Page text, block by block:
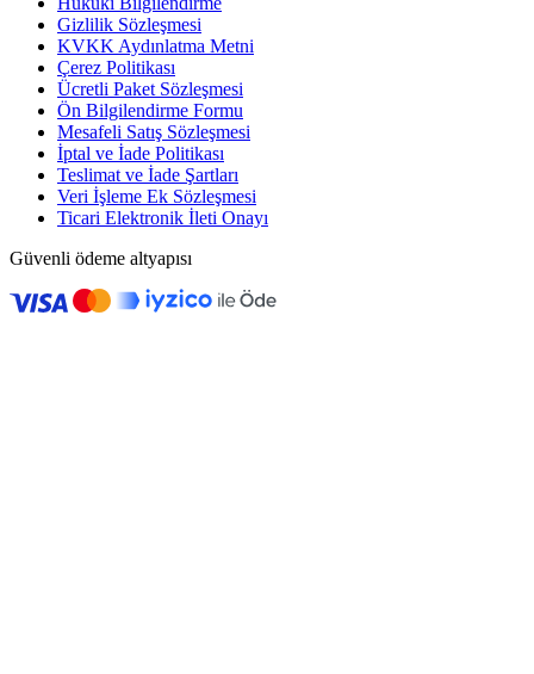
Gizlilik Sözleşmesi
KVKK Aydınlatma Metni
Çerez Politikası
Ücretli Paket Sözleşmesi
Ön Bilgilendirme Formu
Mesafeli Satış Sözleşmesi
İptal ve İade Politikası
Teslimat ve İade Şartları
Veri İşleme Ek Sözleşmesi
Ticari Elektronik İleti Onayı
Güvenli ödeme altyapısı